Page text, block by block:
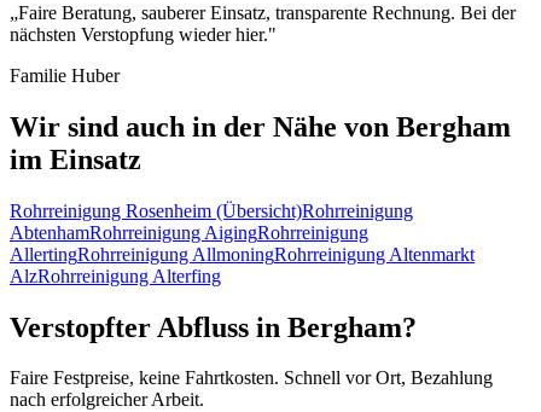
„Faire Beratung, sauberer Einsatz, transparente Rechnung. Bei der
nächsten Verstopfung wieder hier."
Familie Huber
Wir sind auch in der Nähe von Bergham
im Einsatz
Rohrreinigung Rosenheim (Übersicht)Rohrreinigung
AbtenhamRohrreinigung AigingRohrreinigung
AllertingRohrreinigung AllmoningRohrreinigung Altenmarkt
AlzRohrreinigung Alterfing
Verstopfter Abfluss in Bergham?
Faire Festpreise, keine Fahrtkosten. Schnell vor Ort, Bezahlung
nach erfolgreicher Arbeit.